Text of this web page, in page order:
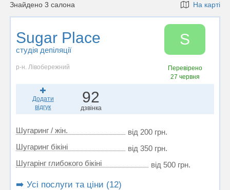
Знайдено 3 салона На карті
Sugar Place
студія депіляції
S
р-н. Лівобережний
Перевірено
27 червня
Додати
відгук
92
дзвінка
Шугаринг / жін.
від 200 грн.
Шугаринг бікіні
від 350 грн.
Шугарінг глибокого бікіні
від 500 грн.
➡️ Усі послуги та ціни (12)